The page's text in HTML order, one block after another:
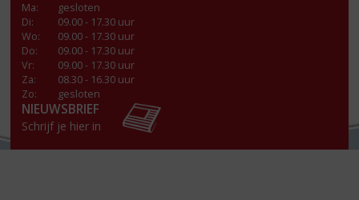
Ma:
gesloten
Di:
09.00 - 17.30 uur
Wo:
09.00 - 17.30 uur
Do:
09.00 - 17.30 uur
Vr:
09.00 - 17.30 uur
Za:
08.30 - 16.30 uur
Zo:
gesloten
NIEUWSBRIEF
Schrijf je hier in